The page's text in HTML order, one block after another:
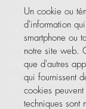
Cáceres, Espagne
+34 927 230 834
MADRID
P.I. La Raya, C/
28816—Camarma
Madrid, Espagne
Un cookie ou
d'information
smartphone ou
notre site web.
que d'autres
qui fournissent
cookies
techniques sont